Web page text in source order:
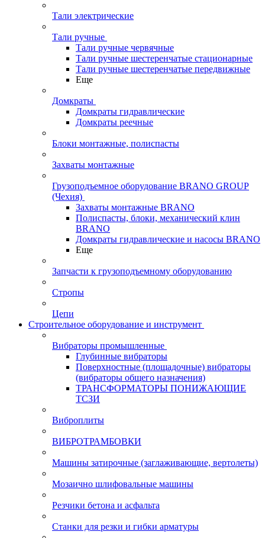
Тали электрические
Тали ручные
Тали ручные червячные
Тали ручные шестеренчатые стационарные
Тали ручные шестеренчатые передвижные
Еще
Домкраты
Домкраты гидравлические
Домкраты реечные
Блоки монтажные, полиспасты
Захваты монтажные
Грузоподъемное оборудование BRANO GROUP
(Чехия)
Захваты монтажные BRANO
Полиспасты, блоки, механический клин
BRANO
Домкраты гидравлические и насосы BRANO
Еще
Запчасти к грузоподъемному оборудованию
Стропы
Цепи
Строительное оборудование и инструмент
Вибраторы промышленные
Глубинные вибраторы
Поверхностные (площадочные) вибраторы
(вибраторы общего назначения)
ТРАНСФОРМАТОРЫ ПОНИЖАЮЩИЕ
ТСЗИ
Виброплиты
ВИБРОТРАМБОВКИ
Машины затирочные (заглаживающие, вертолеты)
Мозаично шлифовальные машины
Резчики бетона и асфальта
Станки для резки и гибки арматуры